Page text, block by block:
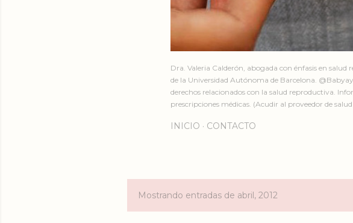
Dra. Valeria Calderón, abogada con énfasis en
de la Universidad Autónoma de Barcelona.
derechos relacionados con la salud reproductiva.
prescripciones médicas. (Acudir al proveedor de
INICIO CONTACTO
EMostrando entradas de abril, 2012